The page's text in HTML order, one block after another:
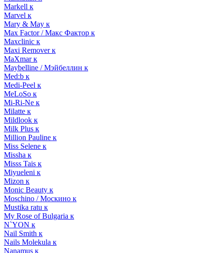
Markell к
Marvel к
Mary & May к
Max Factor / Макс Фактор к
Maxclinic к
Maxi Remover к
MaXmar к
Maybelline / Мэйбеллин к
Med:b к
Medi-Peel к
MeLoSo к
Mi-Ri-Ne к
Milatte к
Mildlook к
Milk Plus к
Million Pauline к
Miss Selene к
Missha к
Misss Tais к
Miyueleni к
Mizon к
Monic Beauty к
Moschino / Москино к
Mustika ratu к
My Rose of Bulgaria к
N`YON к
Nail Smith к
Nails Molekula к
Nanamus к